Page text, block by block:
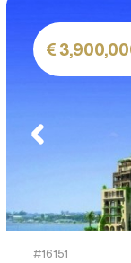
#16151